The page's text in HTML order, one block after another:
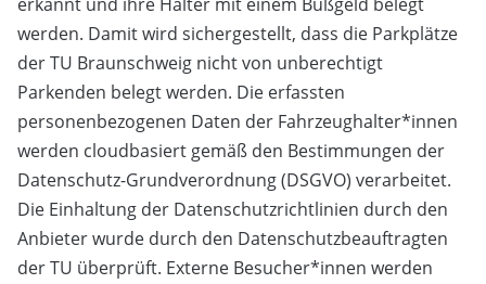
werden. Damit wird sichergestellt, dass die Parkplätze
der TU Braunschweig nicht von unberechtigt
Parkenden belegt werden. Die erfassten
personenbezogenen Daten der Fahrzeughalter*innen
werden cloudbasiert gemäß den Bestimmungen der
Datenschutz-Grundverordnung (DSGVO) verarbeitet.
Die Einhaltung der Datenschutzrichtlinien durch den
Anbieter wurde durch den Datenschutzbeauftragten
der TU überprüft. Externe Besucher*innen werden